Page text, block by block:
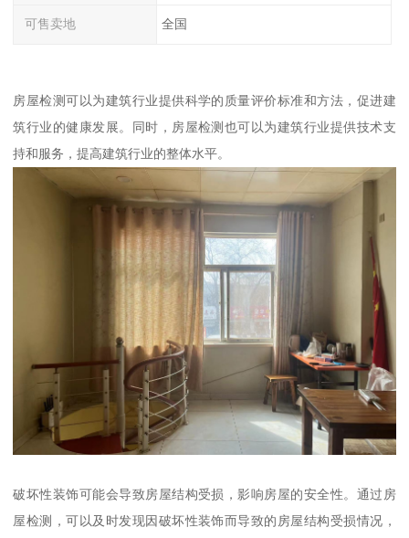
可售卖地 全国
房屋检测可以为建筑行业提供科学的质量评价标准和方法，促进建
筑行业的健康发展。同时，房屋检测也可以为建筑行业提供技术支
持和服务，提高建筑行业的整体水平。
破坏性装饰可能会导致房屋结构受损，影响房屋的安全性。通过房
屋检测，可以及时发现因破坏性装饰而导致的房屋结构受损情况，